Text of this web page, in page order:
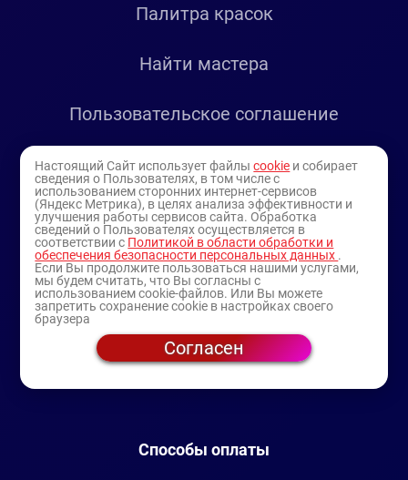
Палитра красок
Найти мастера
Пользовательское соглашение
Мастерам салонов
Учебный центр
Прайсы
Бонусная система
Добавить анкету мастера
Способы оплаты
Настоящий Сайт использует файлыcookie и собирает
сведения о Пользователях, в том числе с
использованием сторонних интернет-сервисов
(Яндекс Метрика), в целях анализа эффективности и
улучшения работы сервисов сайта. Обработка
сведений о Пользователях осуществляется в
соответствии с Политикой в области обработки и
обеспечения безопасности персональных данных .
Если Вы продолжите пользоваться нашими услугами,
мы будем считать, что Вы согласны с
использованием cookie-файлов. Или Вы можете
запретить сохранение cookie в настройках своего
браузера
Согласен